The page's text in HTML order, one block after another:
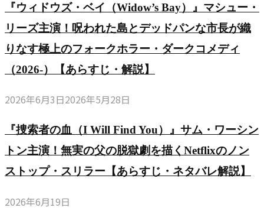
『ウィドウズ・ベイ（Widow’s Bay）』マシュー・
リーズ主演！呪われた島とデッドパンな市長が織
りなす極上のフォークホラー・ダークコメディ
（2026-）【あらすじ・解説】
2026年6月3日2026年5月28日
『捜索者の血（I Will Find You）』サム・ワーシン
トン主演！無実の父の脱獄劇を描くNetflixのノン
ストップ・スリラー【あらすじ・ネタバレ解説】
2026年6月19日